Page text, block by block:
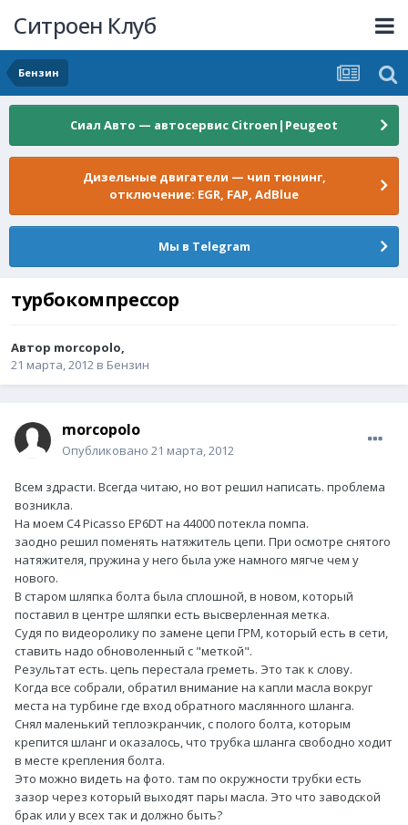
Ситроен Клуб
Бензин
Сиал Авто — автосервис Citroen|Peugeot
Дизельные двигатели — чип тюнинг,
отключение: EGR, FAP, AdBlue
Мы в Telegram
турбокомпрессор
Автор morcopolo,
21 марта, 2012 в Бензин
morcopolo
Опубликовано 21 марта, 2012
Всем здрасти. Всегда читаю, но вот решил написать. проблема
возникла.
На моем C4 Picasso EP6DT на 44000 потекла помпа.
заодно решил поменять натяжитель цепи. При осмотре снятого
натяжителя, пружина у него была уже намного мягче чем у
нового.
В старом шляпка болта была сплошной, в новом, который
поставил в центре шляпки есть высверленная метка.
Судя по видеоролику по замене цепи ГРМ, который есть в сети,
ставить надо обноволенный с "меткой".
Результат есть. цепь перестала греметь. Это так к слову.
Когда все собрали, обратил внимание на капли масла вокруг
места на турбине где вход обратного маслянного шланга.
Снял маленький теплоэкранчик, с полого болта, которым
крепится шланг и оказалось, что трубка шланга свободно ходит
в месте крепления болта.
Это можно видеть на фото. там по окружности трубки есть
зазор через который выходят пары масла. Это что заводской
брак или у всех так и должно быть?